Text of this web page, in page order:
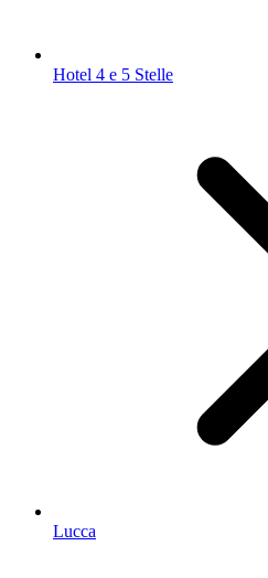
Hotel 4 e 5 Stelle
Lucca